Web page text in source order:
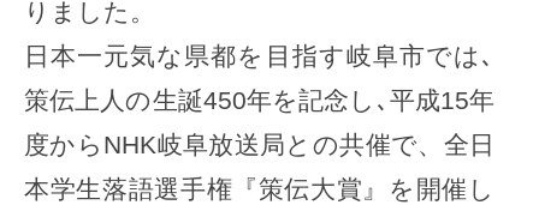
りました。
日本一元気な県都を目指す岐阜市では､
策伝上人の生誕450年を記念し､平成15年
度からNHK岐阜放送局との共催で、全日
本学生落語選手権『策伝大賞』を開催し